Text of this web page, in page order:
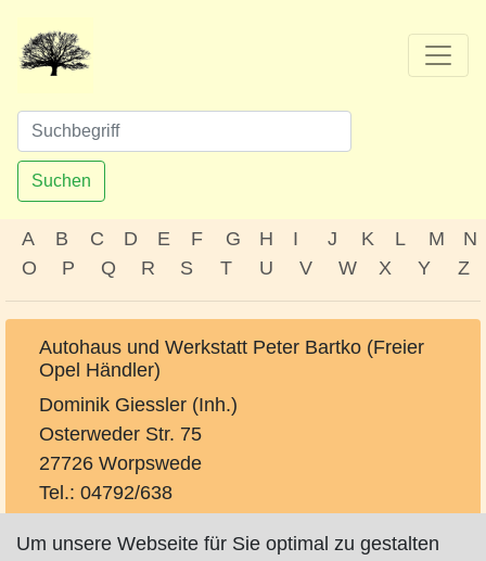
Suchen
A B C D E F G H I J K L M
N
O
P Q R S T U V W X Y Z
Autohaus und Werkstatt Peter Bartko (Freier
Opel Händler)
Dominik Giessler (Inh.)
Osterweder Str. 75
27726 Worpswede
Tel.: 04792/638
Um unsere Webseite für Sie optimal zu gestalten